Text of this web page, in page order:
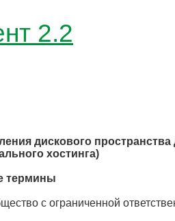
2.2
дискового
хостинга)
термины
с ограниченной